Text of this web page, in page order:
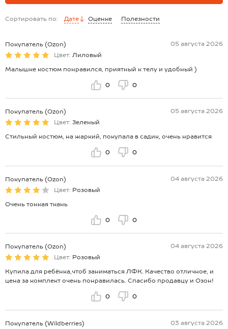
бриджи: длина : 47 см; ширина по бедрам: 35 см.
Размер 164: футболка: длина: 62 см; ширина: 49 см.
лосины: длина : 82 см; ширина по бедрам: 37 см.
*замеры выборочные, могут незначительно отличаться.
Сортировать по: Дате Оценке Полезности
Покупатель (Ozon)
05 августа 2026
Цвет: Лиловый
Малышке костюм понравился, приятный к телу и удобный )
0 0
Покупатель (Ozon)
05 августа 2026
Цвет: Зеленый
Стильный костюм, на жаркий, покупала в садик, очень нравится
0 0
Покупатель (Ozon)
04 августа 2026
Цвет: Розовый
Очень тонкая ткань
0 0
Покупатель (Ozon)
04 августа 2026
Цвет: Розовый
Купила для ребёнка,чтоб заниматься ЛФК. Качество отличное, и
цена за комплект очень понравилась. Спасибо продавцу и Озон!
0 0
Покупатель (Wildberries)
03 августа 2026